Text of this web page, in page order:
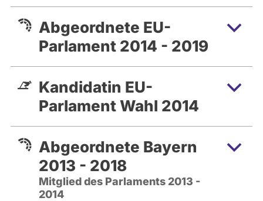
Abgeordnete EU-
Parlament 2014 - 2019
Kandidatin EU-
Parlament Wahl 2014
Abgeordnete Bayern
2013 - 2018
Mitglied des Parlaments 2013 -
2014